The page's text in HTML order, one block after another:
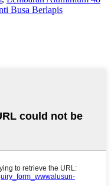
Busa Berlapis